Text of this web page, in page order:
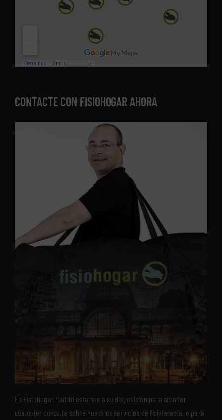
CONTACTE CON FISIOHOGAR AHORA
En Fisiohogar Madrid estamos a su disposición para atender
cualquier consulta sobre nuestros servicios de fisioterapia, o para